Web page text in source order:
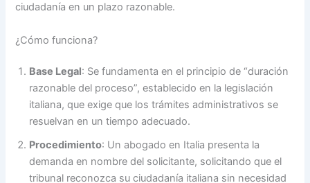
ciudadanía en un plazo razonable.
¿Cómo funciona?
Base Legal: Se fundamenta en el principio de “duración
razonable del proceso”, establecido en la legislación
italiana, que exige que los trámites administrativos se
resuelvan en un tiempo adecuado.
Procedimiento: Un abogado en Italia presenta la
demanda en nombre del solicitante, solicitando que el
tribunal reconozca su ciudadanía italiana sin necesidad